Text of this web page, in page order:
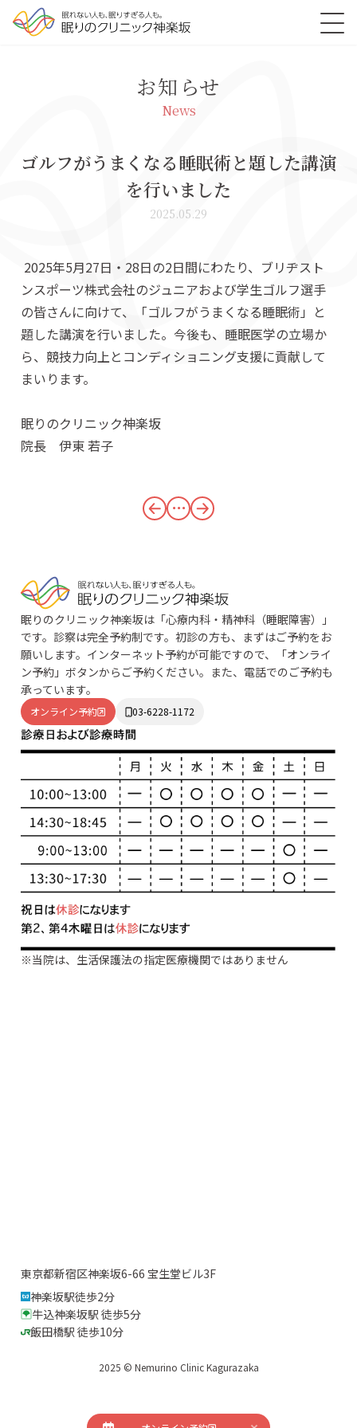
お知らせ
News
ゴルフがうまくなる睡眠術と題した講演
を行いました
2025.05.29
2025年5月27日・28日の2日間にわたり、ブリヂスト
ンスポーツ株式会社のジュニアおよび学生ゴルフ選手
の皆さんに向けて、「ゴルフがうまくなる睡眠術」と
題した講演を行いました。今後も、睡眠医学の立場か
ら、競技力向上とコンディショニング支援に貢献して
まいります。
眠りのクリニック神楽坂
院長 伊東 若子
・・・
眠りのクリニック神楽坂は「心療内科・精神科（睡眠障害）」
です。診察は完全予約制です。初診の方も、まずはご予約をお
願いします。インターネット予約が可能ですので、「オンライ
ン予約」ボタンからご予約ください。また、電話でのご予約も
承っています。
オンライン予約 03-6228-1172
※当院は、生活保護法の指定医療機関ではありません
東京都新宿区神楽坂6-66 宝生堂ビル3F
神楽坂駅徒歩2分
牛込神楽坂駅 徒歩5分
飯田橋駅 徒歩10分
2025 © Nemurino Clinic Kagurazaka